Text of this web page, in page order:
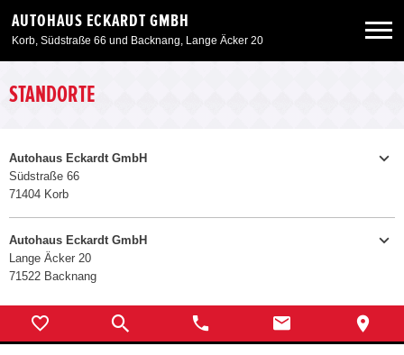
AUTOHAUS ECKARDT GMBH
Korb, Südstraße 66 und Backnang, Lange Äcker 20
Neuwagen
Angebote
Service & Zubehör
Unser Autohaus
STANDORTE
Autohaus Eckardt GmbH
Südstraße 66
71404 Korb
Telefon: 07151-986670
Telefax: 07151-9866729
E-MAIL SENDEN
Autohaus Eckardt GmbH
Lange Äcker 20
71522 Backnang
Telefon: 07191-343580